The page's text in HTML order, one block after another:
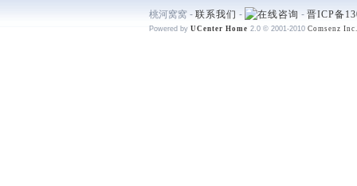
桃河窝窝 - 联系我们 - - 晋ICP备
Powered by UCenter Home 2.0 © 2001-2010 Comsenz Inc.